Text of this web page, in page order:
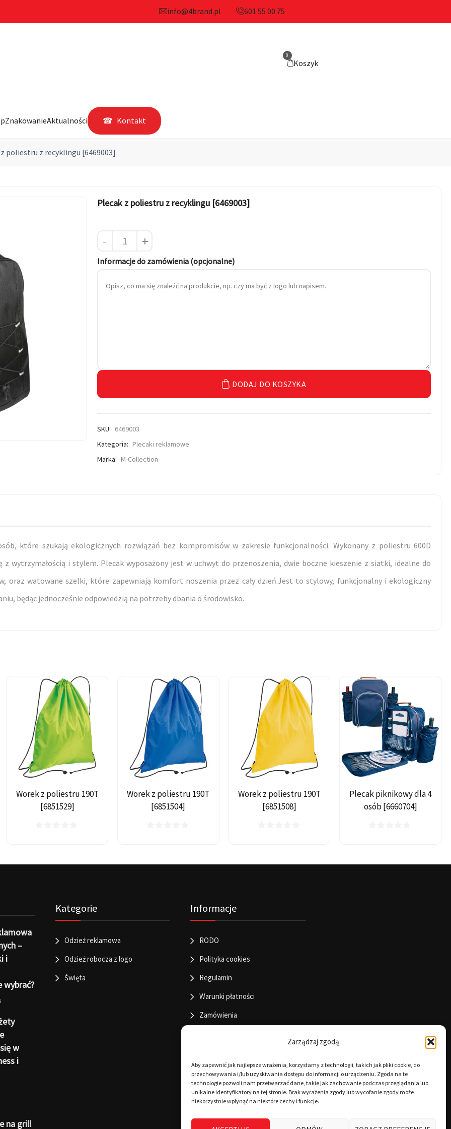
Zarządzaj zgodą
Aby zapewnić jak najlepsze wrażenia, korzystamy z technologii, takich jak pliki cookie, do
przechowywania i/lub uzyskiwania dostępu do informacji o urządzeniu. Zgoda na te
technologie pozwoli nam przetwarzać dane, takie jak zachowanie podczas przeglądania lub
unikalne identyfikatory na tej stronie. Brak wyrażenia zgody lub wycofanie zgody może
niekorzystnie wpłynąć na niektóre cechy i funkcje.
info@4brand.pl 601 55 00 75
0
Koszyk
ZnakowanieAktualności Kontakt
poliestru z recyklingu [6469003]
Plecak z poliestru z recyklingu [6469003]
- +
Informacje do zamówienia (opcjonalne)
DODAJ DO KOSZYKA
SKU: 6469003
Kategoria: Plecaki reklamowe
Marka: M-Collection
które szukają ekologicznych rozwiązań bez kompromisów w zakresie funkcjonalności. Wykonany z poliestru 600D
z wytrzymałością i stylem. Plecak wyposażony jest w uchwyt do przenoszenia, dwie boczne kieszenie z siatki, idealne do
oraz watowane szelki, które zapewniają komfort noszenia przez cały dzień.Jest to stylowy, funkcjonalny i ekologiczny
będąc jednocześnie odpowiedzią na potrzeby dbania o środowisko.
Worek z poliestru 190T
[6851529]
Worek z poliestru 190T
[6851504]
Worek z poliestru 190T
[6851508]
Plecak piknikowy dla 4
osób [6660704]
–
i
wybrać?
w
i
na grill
Kategorie
Odzież reklamowa
Odzież robocza z logo
Święta
Informacje
RODO
Polityka cookies
Regulamin
Warunki płatności
Zamówienia